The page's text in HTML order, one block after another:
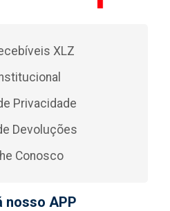
XLZ
Privacidade
Devoluções
Conosco
nosso APP